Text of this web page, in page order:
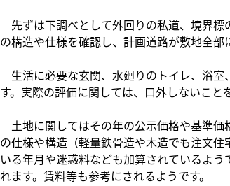
先ずは下調べとして外回りの私道、境界標
の構造や仕様を確認し、計画道路が敷地全部
生活に必要な玄関、水廻りのトイレ、浴
す。実際の評価に関しては、口外しないこと
土地に関してはその年の公示価格や基準
の仕様や構造（軽量鉄骨造や木造でも注文
いる年月や迷惑料なども加算されているよ
れます。賃料等も参考にされるようです。